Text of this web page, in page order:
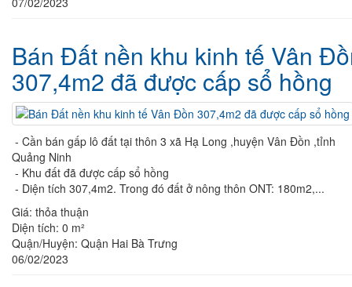
Bán Đất nền khu kinh tế Vân
307,4m2 đã được cấp sổ hồng
- Cần bán gấp lô đất tại thôn 3 xã Hạ Long ,huyện Vân Đồn ,tỉnh
Quảng Ninh
- Khu đất đã được cấp sổ hồng
- Diện tích 307,4m2. Trong đó đất ở nông thôn ONT: 180m2,...
Giá: thỏa thuận
Diện tích: 0 m²
Quận/Huyện: Quận Hai Bà Trưng
06/02/2023